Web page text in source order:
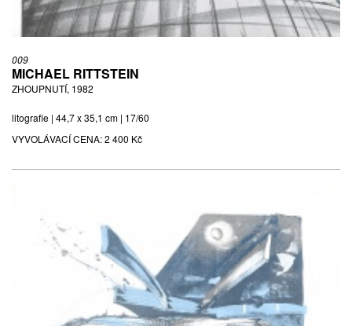
009
MICHAEL RITTSTEIN
ZHOUPNUTÍ, 1982
litografie | 44,7 x 35,1 cm | 17/60
VYVOLÁVACÍ CENA:2 400 Kč